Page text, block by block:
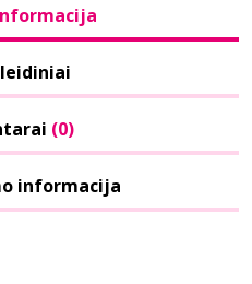
(0)
informacija